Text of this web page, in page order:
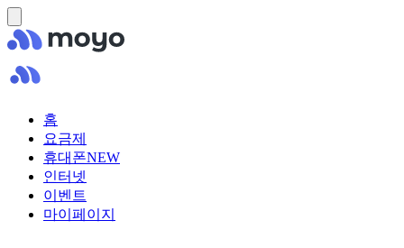
홈
요금제
휴대폰NEW
인터넷
이벤트
마이페이지